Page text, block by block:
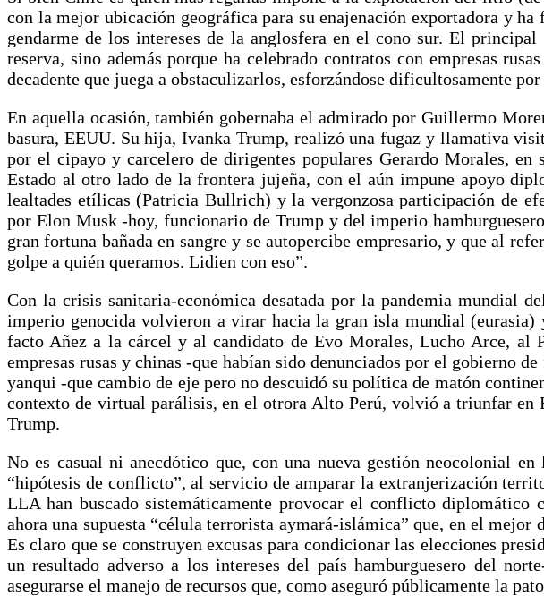
con la mejor ubicación geográfica para su enajenación exportadora y
gendarme de los intereses de la anglosfera en el cono sur. El
reserva, sino además porque ha celebrado contratos con empresas
decadente que juega a obstaculizarlos, esforzándose dificultosamente
En aquella ocasión, también gobernaba el admirado por Guillermo
basura, EEUU. Su hija, Ivanka Trump, realizó una fugaz y llamativa
por el cipayo y carcelero de dirigentes populares Gerardo Morales, en
Estado al otro lado de la frontera jujeña, con el aún impune apoyo
lealtades etílicas (Patricia Bullrich) y la vergonzosa participación de
por Elon Musk -hoy, funcionario de Trump y del imperio
gran fortuna bañada en sangre y se autopercibe empresario, y que al
golpe a quién queramos. Lidien con eso”.
Con la crisis sanitaria-económica desatada por la pandemia mundial
imperio genocida volvieron a virar hacia la gran isla mundial (eurasia)
facto Añez a la cárcel y al candidato de Evo Morales, Lucho Arce,
empresas rusas y chinas -que habían sido denunciados por el gobierno
yanqui -que cambio de eje pero no descuidó su política de matón
contexto de virtual parálisis, en el otrora Alto Perú, volvió a triunfar
Trump.
No es casual ni anecdótico que, con una nueva gestión neocolonial
“hipótesis de conflicto”, al servicio de amparar la extranjerización
LLA han buscado sistemáticamente provocar el conflicto
ahora una supuesta “célula terrorista aymará-islámica” que, en el
Es claro que se construyen excusas para condicionar las elecciones
un resultado adverso a los intereses del país hamburguesero del
asegurarse el manejo de recursos que, como aseguró públicamente la